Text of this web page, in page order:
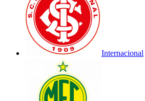
Internacional